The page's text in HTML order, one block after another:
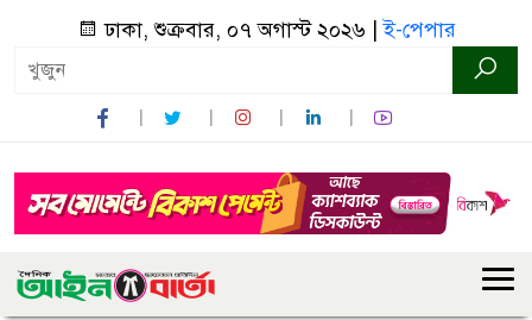
ঢাকা, শুক্রবার, ০৭ অগাস্ট ২০২৬ |ই-পেপার